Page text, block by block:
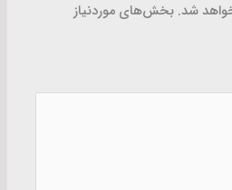
شد. بخش‌های موردنیاز